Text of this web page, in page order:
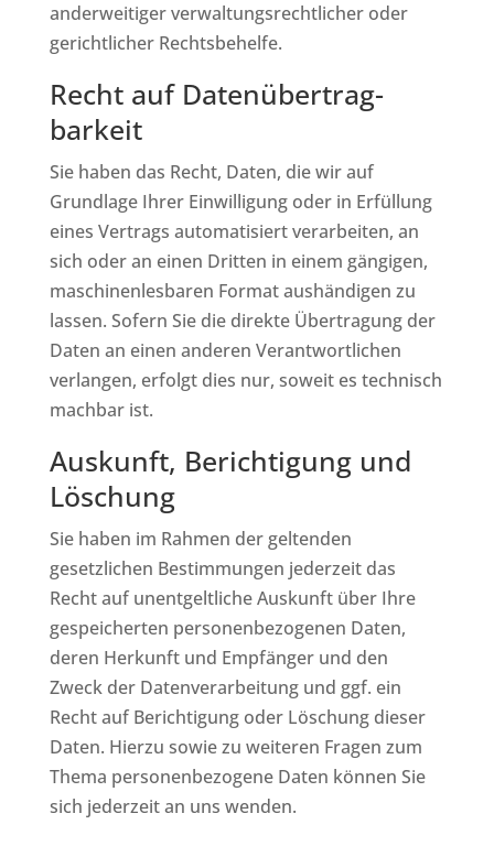
anderweitiger verwaltungsrechtlicher oder
gerichtlicher Rechtsbehelfe.
Recht auf Daten­übertrag­
barkeit
Sie haben das Recht, Daten, die wir auf
Grundlage Ihrer Einwilligung oder in Erfüllung
eines Vertrags automatisiert verarbeiten, an
sich oder an einen Dritten in einem gängigen,
maschinenlesbaren Format aushändigen zu
lassen. Sofern Sie die direkte Übertragung der
Daten an einen anderen Verantwortlichen
verlangen, erfolgt dies nur, soweit es technisch
machbar ist.
Auskunft, Berichtigung und
Löschung
Sie haben im Rahmen der geltenden
gesetzlichen Bestimmungen jederzeit das
Recht auf unentgeltliche Auskunft über Ihre
gespeicherten personenbezogenen Daten,
deren Herkunft und Empfänger und den
Zweck der Datenverarbeitung und ggf. ein
Recht auf Berichtigung oder Löschung dieser
Daten. Hierzu sowie zu weiteren Fragen zum
Thema personenbezogene Daten können Sie
sich jederzeit an uns wenden.